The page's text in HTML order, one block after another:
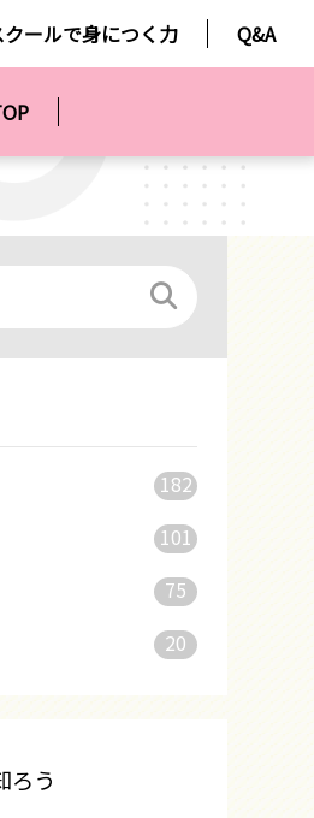
クールで身につく力 Q&A
182
101
75
20
ろう